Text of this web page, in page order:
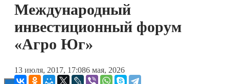
Технологии
ESG
Международный
инвестиционный форум
«Агро Юг»
13 июля, 2017, 17:086 мая, 2026